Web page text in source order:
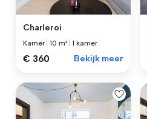
Charleroi
Kamer |10 m² |1 kamer
€ 360 Bekijk meer